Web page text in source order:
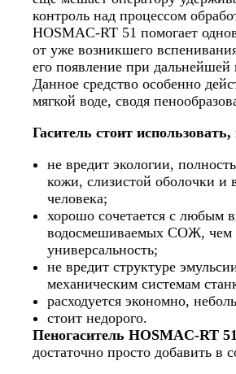
контроль над процессом
HOSMAC-RT 51 помогает
от уже возникшего
его появление при дальнейшей
Данное средство особенно
мягкой воде, сводя
Гаситель стоит
не вредит экологии,
кожи, слизистой оболочки и
человека;
хорошо сочетается с любым
водосмешиваемых СОЖ, чем
универсальность;
не вредит структуре
механическим системам
расходуется экономно,
стоит недорого.
Пеногаситель HOSMAC-RT 51
достаточно просто добавить в